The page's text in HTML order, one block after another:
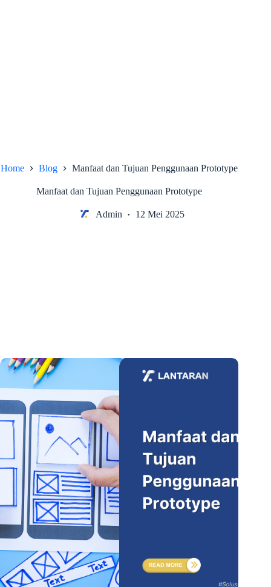
Home Blog Manfaat dan Tujuan Penggunaan Prototype
Manfaat dan Tujuan Penggunaan Prototype
Admin 12 Mei 2025